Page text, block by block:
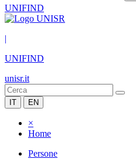
UNIFIND
|
UNIFIND
unisr.it
IT EN
×
Home
Persone